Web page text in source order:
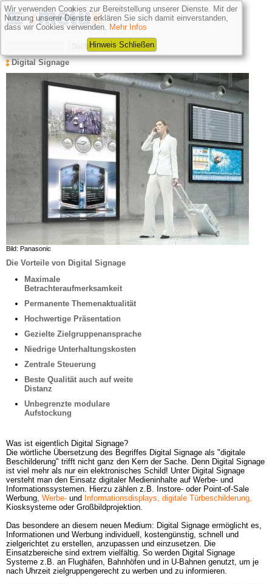
Digital Signage
Bild: Panasonic
Die Vorteile von Digital Signage
Maximale
Betrachteraufmerksamkeit
Permanente Themenaktualität
Hochwertige Präsentation
Gezielte Zielgruppenansprache
Niedrige Unterhaltungskosten
Zentrale Steuerung
Beste Qualität auch auf weite
Distanz
Unbegrenzte modulare
Aufstockung
Was ist eigentlich Digital Signage?
Die wörtliche Übersetzung des Begriffes Digital Signage als "digitale
Beschilderung" trifft nicht ganz den Kern der Sache. Denn Digital Signage
ist viel mehr als nur ein elektronisches Schild! Unter Digital Signage
versteht man den Einsatz digitaler Medieninhalte auf Werbe- und
Informationssystemen. Hierzu zählen z.B. Instore- oder Point-of-Sale
Werbung, Werbe- und Informationsdisplays, digitale Türbeschilderung,
Kiosksysteme oder Großbildprojektion.
Das besondere an diesem neuen Medium: Digital Signage ermöglicht es,
Informationen und Werbung individuell, kostengünstig, schnell und
zielgerichtet zu erstellen, anzupassen und einzusetzen. Die
Einsatzbereiche sind extrem vielfältig. So werden Digital Signage
Systeme z.B. an Flughäfen, Bahnhöfen und in U-Bahnen genutzt, um je
nach Uhrzeit zielgruppengerecht zu werben und zu informieren.
Wir verwenden Cookies zur Bereitstellung unserer Dienste. Mit der
Nutzung unserer Dienste erklären Sie sich damit einverstanden,
dass wir Cookies verwenden. Mehr Infos
Hinweis Schließen